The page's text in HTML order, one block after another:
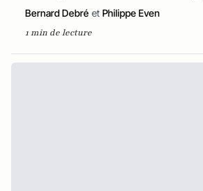
Bernard Debré et Philippe Even
1 min de lecture